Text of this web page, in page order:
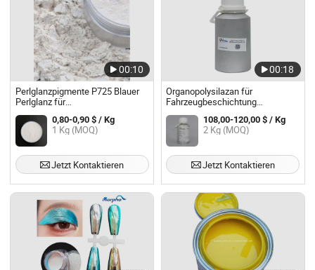
00:10
Perlglanzpigmente P725 Blauer
Perlglanz für
Kunststoffbeschichtung 225
Rutilfein Silberfarbe
Baubeschichtung Autolackierung
Heißer Verkauf
0,80-0,90 $ / Kg
1 Kg (MOQ)
Jetzt Kontaktieren
00:18
Organopolysilazan für
Fahrzeugbeschichtung
Automobilverzierung Iota 9970
108,00-120,00 $ / Kg
2 Kg (MOQ)
Jetzt Kontaktieren